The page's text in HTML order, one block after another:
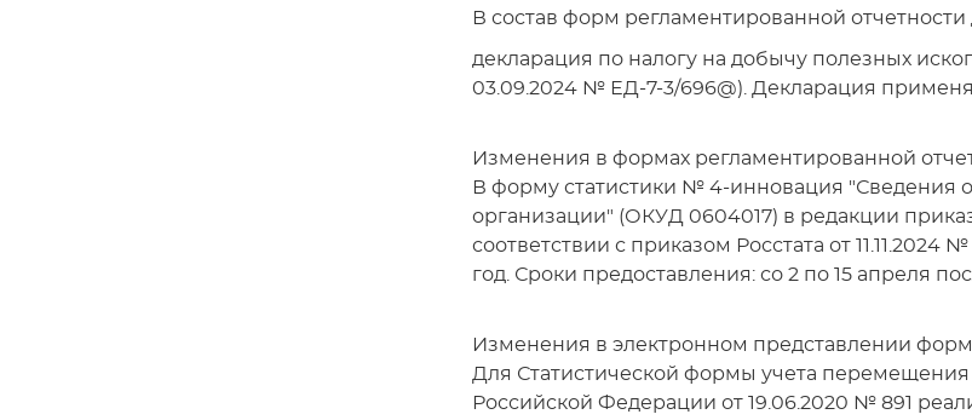
В состав форм регламентированной
декларация по налогу на добычу полезных
03.09.2024 № ЕД-7-3/696@). Декларация
Изменения в формах регламентированной
В форму статистики № 4-инновация "Сведения
организации" (ОКУД 0604017) в редакции
соответствии с приказом Росстата от
год. Сроки предоставления: со 2 по 15 апреля
Изменения в электронном представлении
Для Статистической формы учета
Российской Федерации от 19.06.2020 № 891